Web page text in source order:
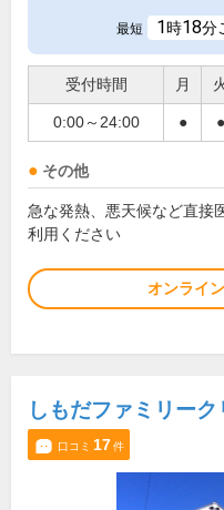
最短 1時18分
受付時間 月
0:00～24:00 ● ●
その他
急な発熱、悪天候など直接
利用ください
オンライ
しもだファミリーク
口コミ 17件